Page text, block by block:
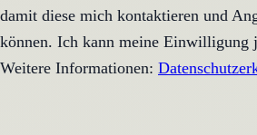
damit diese mich kontaktieren und
können. Ich kann meine Einwilligung
Weitere Informationen: